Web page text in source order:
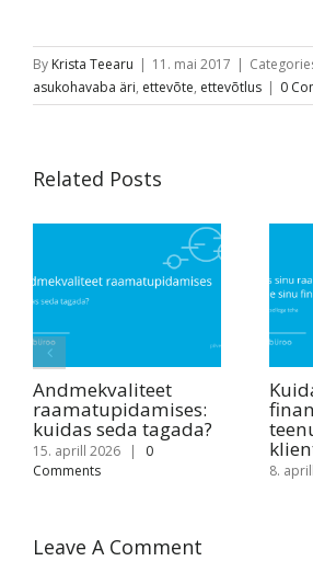
By Krista Teearu | 11. mai 2017 |
asukohavaba äri, ettevõte, ettevõtlus | 0
Related Posts
Andmekvaliteet
raamatupidamises:
kuidas seda tagada?
15. aprill 2026 |
0
Comments
8.
Leave A Comment